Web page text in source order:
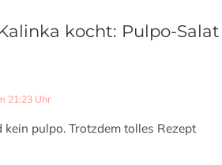
kocht: Pulpo-Salat
21:23 Uhr
pulpo. Trotzdem tolles Rezept